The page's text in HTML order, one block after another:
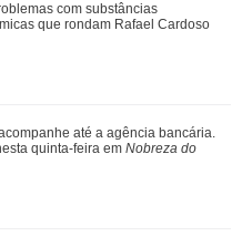
em show sobre decisão de
uma reação...
famosas que já foram
(e rebat...
com substâncias
que rondam Rafael Cardoso
até a agência bancária.
quinta-feira em Nobreza do